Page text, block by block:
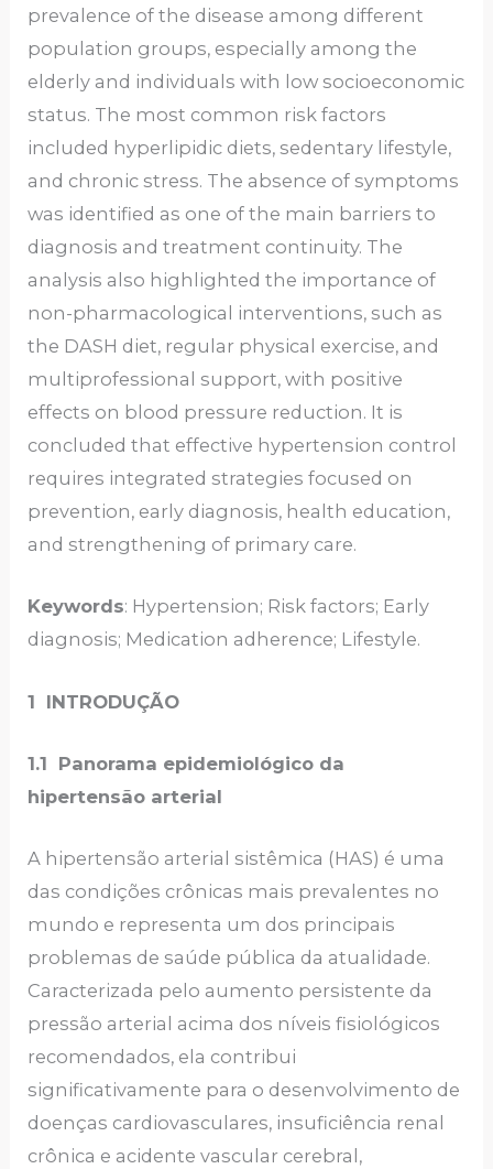
prevalence of the disease among different
population groups, especially among the
elderly and individuals with low socioeconomic
status. The most common risk factors
included hyperlipidic diets, sedentary lifestyle,
and chronic stress. The absence of symptoms
was identified as one of the main barriers to
diagnosis and treatment continuity. The
analysis also highlighted the importance of
non-pharmacological interventions, such as
the DASH diet, regular physical exercise, and
multiprofessional support, with positive
effects on blood pressure reduction. It is
concluded that effective hypertension control
requires integrated strategies focused on
prevention, early diagnosis, health education,
and strengthening of primary care.
Keywords: Hypertension; Risk factors; Early
diagnosis; Medication adherence; Lifestyle.
1 INTRODUÇÃO
1.1 Panorama epidemiológico da
hipertensão arterial
A hipertensão arterial sistêmica (HAS) é uma
das condições crônicas mais prevalentes no
mundo e representa um dos principais
problemas de saúde pública da atualidade.
Caracterizada pelo aumento persistente da
pressão arterial acima dos níveis fisiológicos
recomendados, ela contribui
significativamente para o desenvolvimento de
doenças cardiovasculares, insuficiência renal
crônica e acidente vascular cerebral,